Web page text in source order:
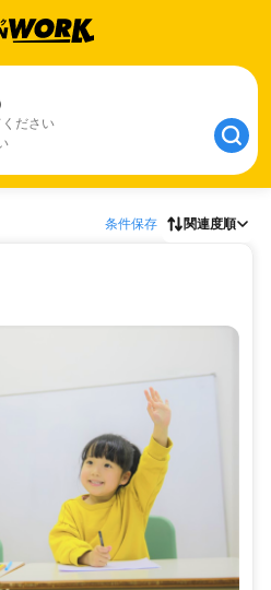
ださい
条件保存 関連度順